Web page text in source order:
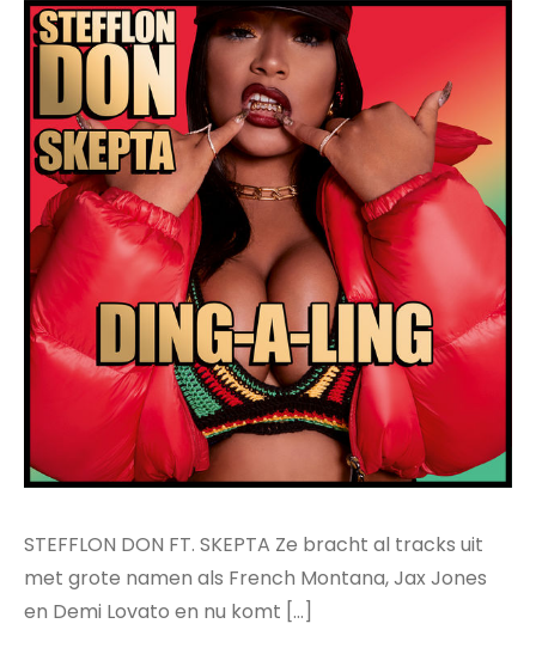
STEFFLON DON FT. SKEPTA Ze bracht al tracks uit
met grote namen als French Montana, Jax Jones
en Demi Lovato en nu komt […]